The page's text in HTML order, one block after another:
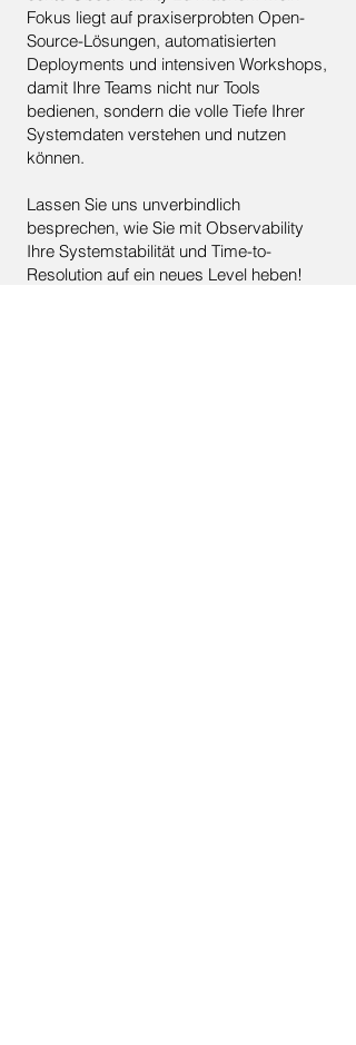
Fokus liegt auf praxiserprobten Open-
Source-Lösungen, automatisierten
Deployments und intensiven Workshops,
damit Ihre Teams nicht nur Tools
bedienen, sondern die volle Tiefe Ihrer
Systemdaten verstehen und nutzen
können.
Lassen Sie uns unverbindlich
besprechen, wie Sie mit Observability
Ihre Systemstabilität und Time-to-
Resolution auf ein neues Level heben!